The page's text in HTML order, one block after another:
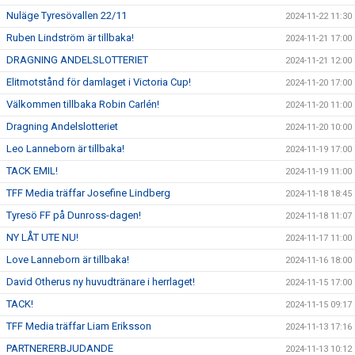
Nuläge Tyresövallen 22/11 2024-11-22 11:30
Ruben Lindström är tillbaka! 2024-11-21 17:00
DRAGNING ANDELSLOTTERIET 2024-11-21 12:00
Elitmotstånd för damlaget i Victoria Cup! 2024-11-20 17:00
Välkommen tillbaka Robin Carlén! 2024-11-20 11:00
Dragning Andelslotteriet 2024-11-20 10:00
Leo Lanneborn är tillbaka! 2024-11-19 17:00
TACK EMIL! 2024-11-19 11:00
TFF Media träffar Josefine Lindberg 2024-11-18 18:45
Tyresö FF på Dunross-dagen! 2024-11-18 11:07
NY LÅT UTE NU! 2024-11-17 11:00
Love Lanneborn är tillbaka! 2024-11-16 18:00
David Otherus ny huvudtränare i herrlaget! 2024-11-15 17:00
TACK! 2024-11-15 09:17
TFF Media träffar Liam Eriksson 2024-11-13 17:16
PARTNERERBJUDANDE 2024-11-13 10:12